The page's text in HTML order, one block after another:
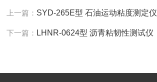
上一篇： SYD-265E型 石油运动粘度测定仪
下一篇： LHNR-0624型 沥青粘韧性测试仪